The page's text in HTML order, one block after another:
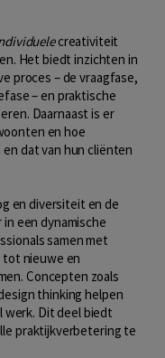
creativiteit
Het biedt inzichten in
proces – de vraagfase,
– en praktische
Daarnaast is er
en hoe
dat van hun cliënten
en diversiteit en de
een dynamische
samen met
tot nieuwe en
Concepten zoals
thinking helpen
Dit deel biedt
praktijkverbetering te